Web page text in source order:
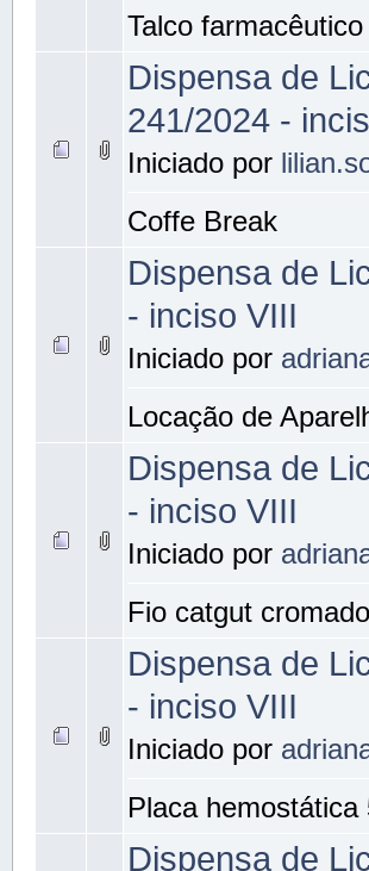
Talco
Dispensa de
241/2024 -
Iniciado por
Coffe Break
Dispensa de
- inciso VIII
Iniciado por
Locação de
Dispensa de
- inciso VIII
Iniciado por
Fio catgut
Dispensa de
- inciso VIII
Iniciado por
Placa
Dispensa de